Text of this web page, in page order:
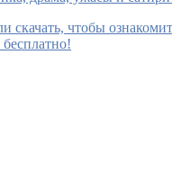
чтобы